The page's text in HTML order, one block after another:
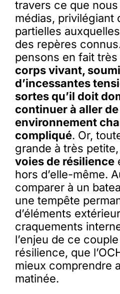
travers ce que
médias, privilégiant
partielles
des repères
pensons en fait
corps vivant,
d’incessantes
sortes qu’il doit
continuer à aller
environnement
compliqué. Or,
grande à très
voies de résilience
hors d’elle-même.
comparer à un
une tempête
d’éléments
craquements
l’enjeu de ce
résilience, que
mieux comprendre
matinée.